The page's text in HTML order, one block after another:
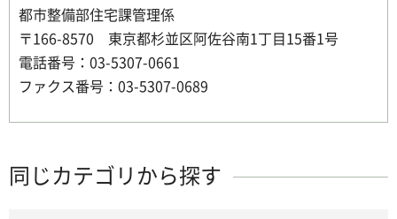
都市整備部住宅課管理係
〒166-8570 東京都杉並区阿佐谷南1丁目15番1号
電話番号：03-5307-0661
ファクス番号：03-5307-0689
同じカテゴリから探す